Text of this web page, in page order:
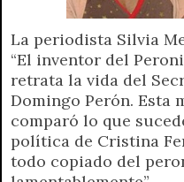
La periodista Silvia
“El inventor del
retrata la vida del
Domingo Perón. Esta
comparó lo que
política de Cristina
todo copiado del